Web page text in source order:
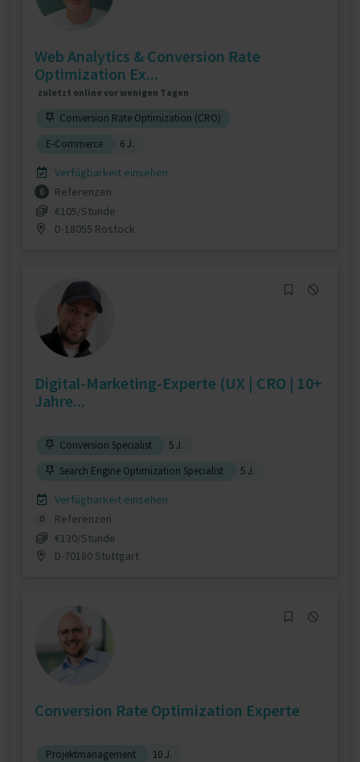
Web Analytics & Conversion Rate
Optimization Ex...
zuletzt online vor wenigen Tagen
Conversion Rate Optimization (CRO)
E-Commerce
6 J.
Verfügbarkeit einsehen
6
Referenzen
€105/Stunde
D-18055 Rostock
Digital-Marketing-Experte (UX | CRO | 10+
Jahre...
Conversion Specialist
5 J.
Search Engine Optimization Specialist
5 J.
Verfügbarkeit einsehen
0
Referenzen
€130/Stunde
D-70180 Stuttgart
Conversion Rate Optimization Experte
Projektmanagement
10 J.